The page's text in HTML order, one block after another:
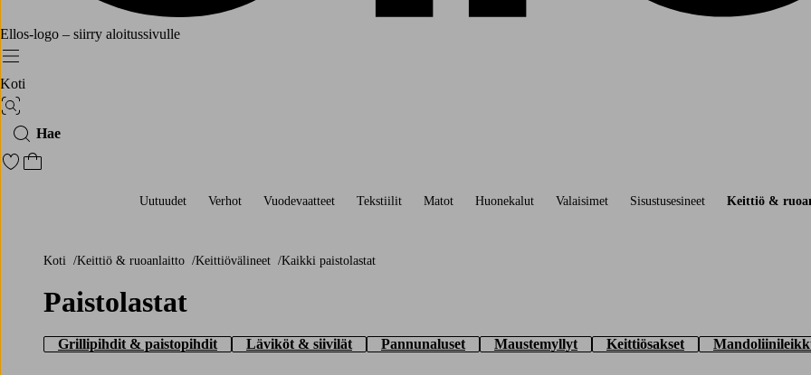
Ellos-logo – siirry aloitussivulle
Menu
Koti
Kuvahaku
Hae
Siirry merkittyihin suosikkituotteisiin
Siirry ostoskoriin
Uutuudet Verhot Vuodevaatteet Tekstiilit Matot Huonekalut Valaisimet Sisustusesineet Keittiö &
Koti Keittiö & ruoanlaitto Keittiövälineet Kaikki paistolastat
Paistolastat
Grillipihdit & paistopihdit Läviköt & siivilät Pannunaluset Maustemyllyt Keittiösakset